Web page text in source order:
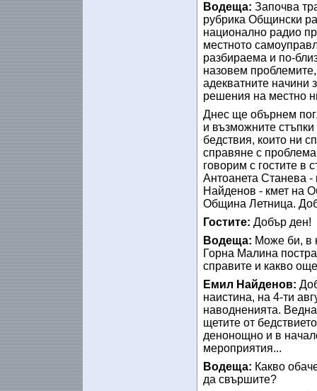
Водеща: Започва
рубрика Общински
национално радио
местното
разбираема и по-
назовем
адекватните начини
решения на местно
Днес ще обърнем
и възможните
бедствия, които ни
справяне с
говорим с гостите в
Антоанета Станева
Найденов - кмет на
Община Летница.
Гостите: Добър ден!
Водеща: Може би, в
Горна Малина
справите и какво
Емил Найденов:
наистина, на 4-ти
наводненията.
щетите от
денонощно и в
мероприятия...
Водеща: Какво
да свършите?